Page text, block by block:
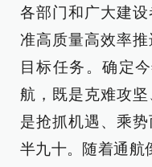
各部门和广大建
准高质量高效率
目标任务。确定
航，既是克难攻
是抢抓机遇、乘
半九十。随着通航